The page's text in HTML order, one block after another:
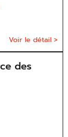
Voir le détail >
des